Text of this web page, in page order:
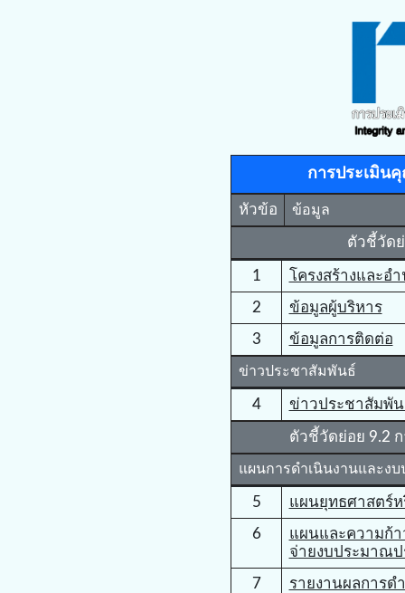
การประเมิน
หัวข้อ ข้อมูล
ตัวชี้วัด
1 โครงสร้างและอ
2 ข้อมูลผู้บริหาร
3 ข้อมูลการติดต่อ
ข่าวประชาสัมพันธ์
4 ข่าวประชาสัมพั
ตัวชี้วัดย่อย 9.2
แผนการดำเนินงานและง
5 แผนยุทธศาสตร์
6
แผนและความก้
จ่ายงบประมาณป
7 รายงานผลการดํ